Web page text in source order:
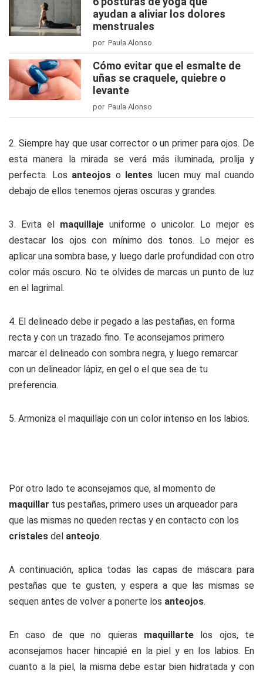
ayudan a aliviar los dolores
menstruales
por Paula Alonso
Cómo evitar que el esmalte de
uñas se craquele, quiebre o
levante
por Paula Alonso
2. Siempre hay que usar corrector o un primer para ojos. De
esta manera la mirada se verá más iluminada, prolija y
perfecta. Los anteojos o lentes lucen muy mal cuando
debajo de ellos tenemos ojeras oscuras y grandes.
3. Evita el maquillaje uniforme o unicolor. Lo mejor es
destacar los ojos con mínimo dos tonos. Lo mejor es
aplicar una sombra base, y luego darle profundidad con otro
color más oscuro. No te olvides de marcas un punto de luz
en el lagrimal.
4. El delineado debe ir pegado a las pestañas, en forma
recta y con un trazado fino. Te aconsejamos primero
marcar el delineado con sombra negra, y luego remarcar
con un delineador lápiz, en gel o el que sea de tu
preferencia.
5. Armoniza el maquillaje con un color intenso en los labios.
Por otro lado te aconsejamos que, al momento de
maquillar tus pestañas, primero uses un arqueador para
que las mismas no queden rectas y en contacto con los
cristales del anteojo.
A continuación, aplica todas las capas de máscara para
pestañas que te gusten, y espera a que las mismas se
sequen antes de volver a ponerte los anteojos.
En caso de que no quieras maquillarte los ojos, te
aconsejamos hacer hincapié en la piel y en los labios. En
cuanto a la piel, la misma debe estar bien hidratada y con